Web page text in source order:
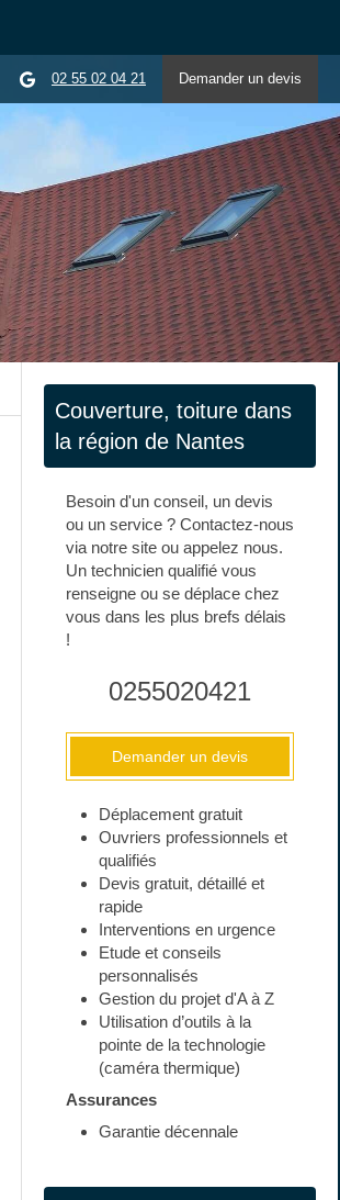
Demander un devis
02 55 02 04 21
Couverture, toiture dans
la région de Nantes
Besoin d'un conseil, un devis
ou un service ? Contactez-nous
via notre site ou appelez nous.
Un technicien qualifié vous
renseigne ou se déplace chez
vous dans les plus brefs délais
!
0255020421
Demander un devis
Déplacement gratuit
Ouvriers professionnels et
qualifiés
Devis gratuit, détaillé et
rapide
Interventions en urgence
Etude et conseils
personnalisés
Gestion du projet d'A à Z
Utilisation d’outils à la
pointe de la technologie
(caméra thermique)
Assurances
Garantie décennale